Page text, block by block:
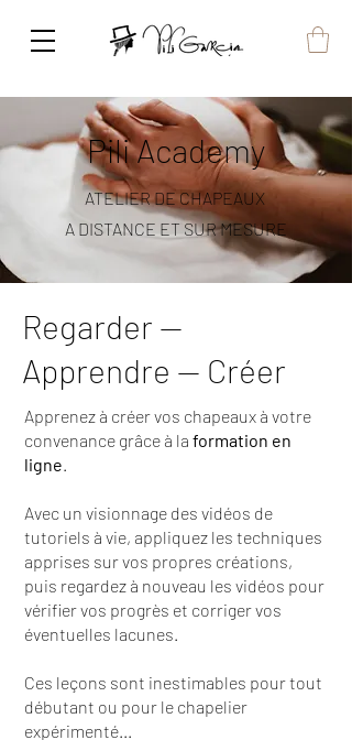
PiliAcademy
ATELIER DE CHAPEAUX
A DISTANCE ET SUR MESURE
Regarder —
Apprendre — Créer
Apprenez à créer vos chapeaux à votre
convenance grâce à la formation en
ligne.
Avec un visionnage des vidéos de
tutoriels à vie, appliquez les techniques
apprises sur vos propres créations,
puis regardez à nouveau les vidéos pour
vérifier vos progrès et corriger vos
éventuelles lacunes.
Ces leçons sont inestimables pour tout
débutant ou pour le chapelier
expérimenté...